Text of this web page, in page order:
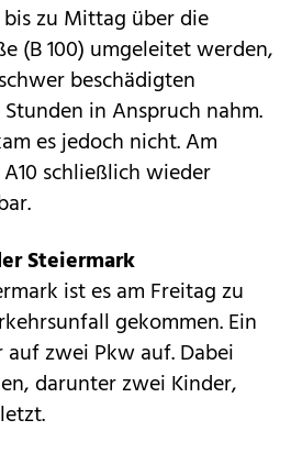
zu Mittag über die
(B 100) umgeleitet werden,
beschädigten
in Anspruch nahm.
es jedoch nicht. Am
schließlich wieder
Steiermark
ist es am Freitag zu
gekommen. Ein
zwei Pkw auf. Dabei
darunter zwei Kinder,